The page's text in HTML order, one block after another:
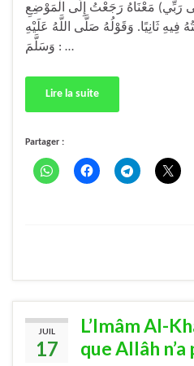
رَبِّي)‏ ‏مَعْنَاهُ رَجَعْتُ إِلَى الْمَوْضِعِ
فِيهِ ثَانِيًا.‏ ‏وَقَوْلُهُ صَلَّى اللَّهُ عَلَيْهِ
وَسَلَّمَ : …
Lire la suite
Partager :
JUIL
17
L’Imâm Al-
que Allâh n’a